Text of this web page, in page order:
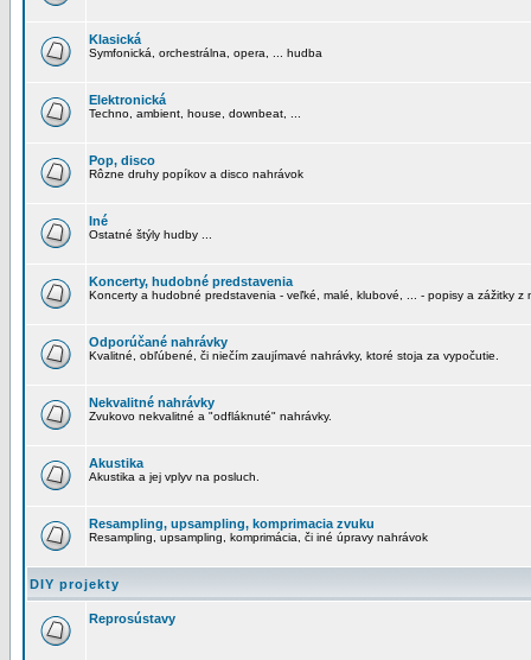
Klasická
Symfonická, orchestrálna, opera, ... hudba
Elektronická
Techno, ambient, house, downbeat, ...
Pop, disco
Rôzne druhy popíkov a disco nahrávok
Iné
Ostatné štýly hudby ...
Koncerty, hudobné predstavenia
Koncerty a hudobné predstavenia - veľké, malé, klubové, ... - popisy a zážitky z
Odporúčané nahrávky
Kvalitné, obľúbené, či niečím zaujímavé nahrávky, ktoré stoja za vypočutie.
Nekvalitné nahrávky
Zvukovo nekvalitné a "odfláknuté" nahrávky.
Akustika
Akustika a jej vplyv na posluch.
Resampling, upsampling, komprimacia zvuku
Resampling, upsampling, komprimácia, či iné úpravy nahrávok
DIY projekty
Reprosústavy